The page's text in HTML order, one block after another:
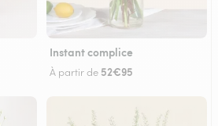
Instant complice
À partir de 52€95